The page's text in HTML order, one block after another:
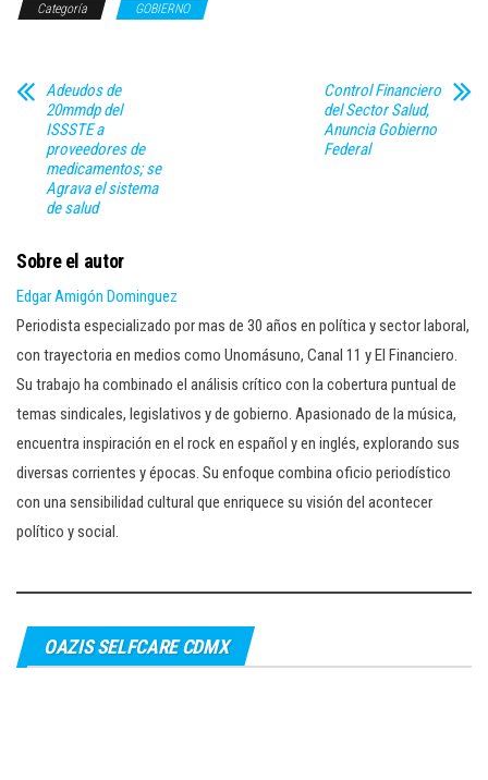
Categoría GOBIERNO
Adeudos de
20mmdp del
ISSSTE a
proveedores de
medicamentos; se
Agrava el sistema
de salud
Control Financiero
del Sector Salud,
Anuncia Gobierno
Federal
Sobre el autor
Edgar Amigón Dominguez
Periodista especializado por mas de 30 años en política y sector laboral,
con trayectoria en medios como Unomásuno, Canal 11 y El Financiero.
Su trabajo ha combinado el análisis crítico con la cobertura puntual de
temas sindicales, legislativos y de gobierno. Apasionado de la música,
encuentra inspiración en el rock en español y en inglés, explorando sus
diversas corrientes y épocas. Su enfoque combina oficio periodístico
con una sensibilidad cultural que enriquece su visión del acontecer
político y social.
OAZIS SELFCARE CDMX